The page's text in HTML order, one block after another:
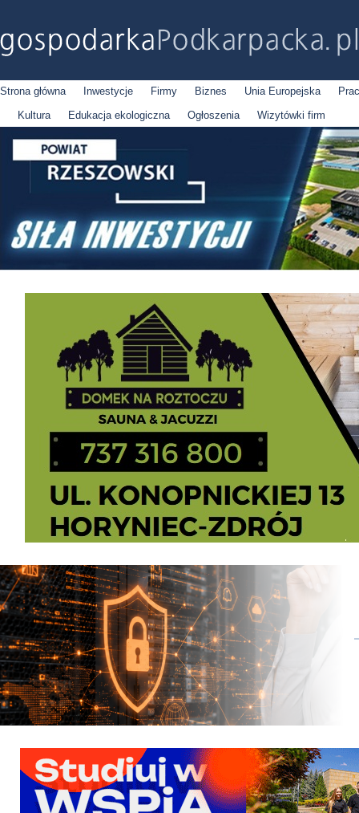
Strona główna Inwestycje Firmy Biznes Unia Europejska
Kultura
Edukacja ekologiczna Ogłoszenia Wizytówki firm